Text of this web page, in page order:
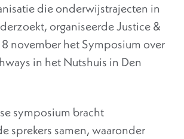
die onderwijstrajecten in
organiseerde Justice &
8 november het Symposium over
in het Nutshuis in Den
symposium bracht
sprekers samen, waaronder